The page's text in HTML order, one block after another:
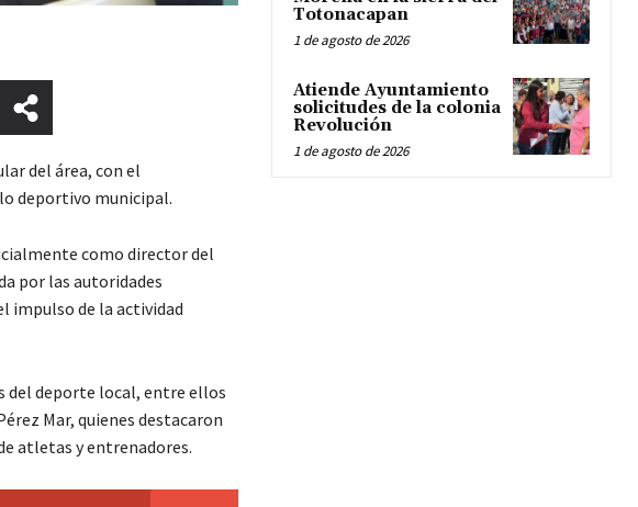
del área, con el
deportivo municipal.
como director del
por las autoridades
impulso de la actividad
del deporte local, entre ellos
Mar, quienes destacaron
atletas y entrenadores.
Totonacapan
1 de agosto de 2026
Atiende Ayuntamiento
solicitudes de la colonia
Revolución
1 de agosto de 2026